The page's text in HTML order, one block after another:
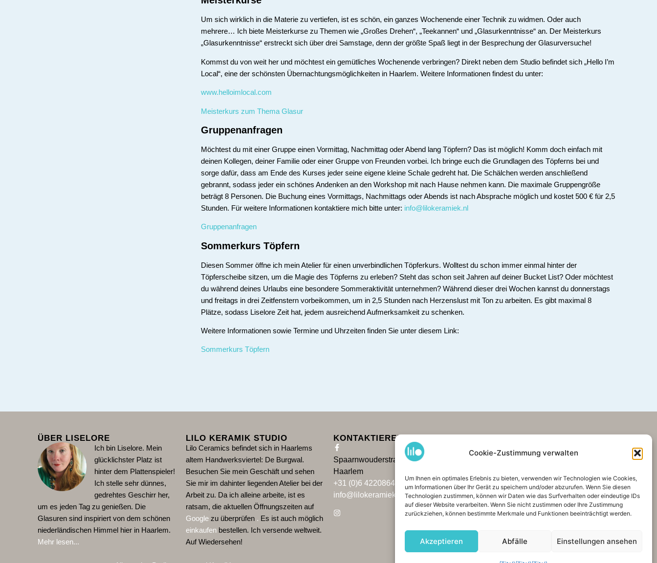
Cookie-Zustimmung verwalten
Um Ihnen ein optimales Erlebnis zu bieten, verwenden wir Technologien wie Cookies,
um Informationen über Ihr Gerät zu speichern und/oder abzurufen. Wenn Sie diesen
Technologien zustimmen, können wir Daten wie das Surfverhalten oder eindeutige IDs
auf dieser Website verarbeiten. Wenn Sie nicht zustimmen oder Ihre Zustimmung
zurückziehen, können bestimmte Merkmale und Funktionen beeinträchtigt werden.
Akzeptieren Abfälle Einstellungen ansehen
Um sich wirklich in die Materie zu vertiefen, ist es schön, ein ganzes Wochenende einer Technik zu widmen. Oder auch
mehrere… Ich biete Meisterkurse zu Themen wie „Großes Drehen“, „Teekannen“ und „Glasurkenntnisse“ an. Der Meisterkurs
„Glasurkenntnisse“ erstreckt sich über drei Samstage, denn der größte Spaß liegt in der Besprechung der Glasurversuche!
Kommst du von weit her und möchtest ein gemütliches Wochenende verbringen? Direkt neben dem Studio befindet sich „Hello I’m
Local“, eine der schönsten Übernachtungsmöglichkeiten in Haarlem. Weitere Informationen findest du unter:
www.helloimlocal.com
Meisterkurs zum Thema Glasur
Gruppenanfragen
Möchtest du mit einer Gruppe einen Vormittag, Nachmittag oder Abend lang Töpfern? Das ist möglich! Komm doch einfach mit
deinen Kollegen, deiner Familie oder einer Gruppe von Freunden vorbei. Ich bringe euch die Grundlagen des Töpferns bei und
sorge dafür, dass am Ende des Kurses jeder seine eigene kleine Schale gedreht hat. Die Schälchen werden anschließend
gebrannt, sodass jeder ein schönes Andenken an den Workshop mit nach Hause nehmen kann. Die maximale Gruppengröße
beträgt 8 Personen. Die Buchung eines Vormittags, Nachmittags oder Abends ist nach Absprache möglich und kostet 500 € für 2,5
Stunden. Für weitere Informationen kontaktiere mich bitte unter: info@lilokeramiek.nl
Gruppenanfragen
Sommerkurs Töpfern
Diesen Sommer öffne ich mein Atelier für einen unverbindlichen Töpferkurs. Wolltest du schon immer einmal hinter der
Töpferscheibe sitzen, um die Magie des Töpferns zu erleben? Steht das schon seit Jahren auf deiner Bucket List? Oder möchtest
du während deines Urlaubs eine besondere Sommeraktivität unternehmen? Während dieser drei Wochen kannst du donnerstags
und freitags in drei Zeitfenstern vorbeikommen, um in 2,5 Stunden nach Herzenslust mit Ton zu arbeiten. Es gibt maximal 8
Plätze, sodass Liselore Zeit hat, jedem ausreichend Aufmerksamkeit zu schenken.
Weitere Informationen sowie Termine und Uhrzeiten finden Sie unter diesem Link:
Sommerkurs Töpfern
ÜBER LISELORE
Ich bin Liselore. Mein
glücklichster Platz ist
hinter dem Plattenspieler!
Ich stelle sehr dünnes,
gedrehtes Geschirr her,
um es jeden Tag zu genießen. Die
Glasuren sind inspiriert von dem schönen
niederländischen Himmel hier in Haarlem.
Mehr lesen...
LILO KERAMIK STUDIO
Lilo Ceramics befindet sich in Haarlems
altem Handwerksviertel: De Burgwal.
Besuchen Sie mein Geschäft und sehen
Sie mir im dahinter liegenden Atelier bei der
Arbeit zu. Da ich alleine arbeite, ist es
ratsam, die aktuellen Öffnungszeiten auf
Googlezu überprüfen . Es ist auch möglich
einkaufenbestellen. Ich versende weltweit.
Auf Wiedersehen!
KONTAKTIEREN &AMP; TEILEN
Spaarnwouderstraat 76, 2011AE
Haarlem
+31 (0)6 42208643
info@lilokeramiek.nl
[instagram-feed feed=1]